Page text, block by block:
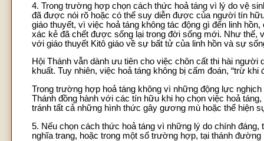
4. Trong trường hợp chọn cách thức hoả táng vì lý do vệ
đã được nói rõ hoặc có thể suy diễn được của người tín
giáo thuyết, vì việc hoả táng không tác động gì đến linh
xác kẻ đã chết được sống lại trong đời sống mới. Như thế,
với giáo thuyết Kitô giáo về sự bất tử của linh hồn và sự
Hội Thánh vẫn dành ưu tiên cho việc chôn cất thi hài
khuất. Tuy nhiên, việc hoả táng không bị cấm đoán, “trừ
Trong trường hợp hoả táng không vì những động lực
Thánh đồng hành với các tín hữu khi họ chọn việc hoả
tránh tất cả những hình thức gây gương mù hoặc thể hiện
5. Nếu chọn cách thức hoả táng vì những lý do chính
nghĩa trang, hoặc trong một số trường hợp, tại thánh